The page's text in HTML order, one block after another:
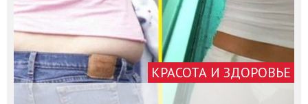
КРАСОТА И ЗДОРОВЬЕ